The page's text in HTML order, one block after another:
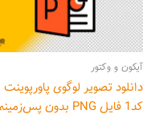
آیکون و وکتور
دانلود تصویر لوگوی پاورپوینت
کد1 فایل PNG بدون پس‌زمینه